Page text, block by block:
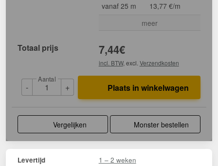
vanaf 25 m
13,77 €/m
meer
Totaal prijs 7,44€
incl. BTW, excl. Verzendkosten
-
Aantal
+ Plaats in winkelwagen
Vergelijken Monster bestellen
Levertijd 1 – 2 weken